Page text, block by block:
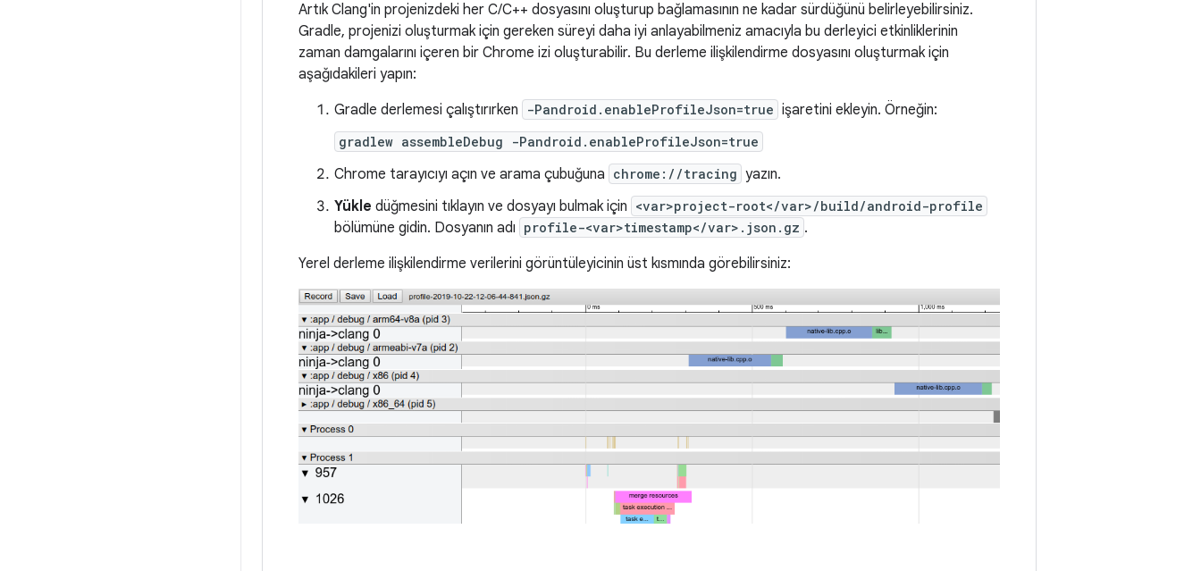
Artık Clang'in projenizdeki her C/C++ dosyasını oluşturup bağlamasının ne kadar sürdüğünü belirleyebilirsiniz.
Gradle, projenizi oluşturmak için gereken süreyi daha iyi anlayabilmeniz amacıyla bu derleyici etkinliklerinin
zaman damgalarını içeren bir Chrome izi oluşturabilir. Bu derleme ilişkilendirme dosyasını oluşturmak için
aşağıdakileri yapın:
Gradle derlemesi çalıştırırken
-Pandroid.enableProfileJson=true işaretini ekleyin. Örneğin:
gradlew assembleDebug -Pandroid.enableProfileJson=true
Chrome tarayıcıyı açın ve arama çubuğuna chrome://tracing yazın.
Yükle düğmesini tıklayın ve dosyayı bulmak için <var>project-root</var>/build/android-profile
bölümüne gidin. Dosyanın adı profile-<var>timestamp</var>.json.gz .
Yerel derleme ilişkilendirme verilerini görüntüleyicinin üst kısmında görebilirsiniz: